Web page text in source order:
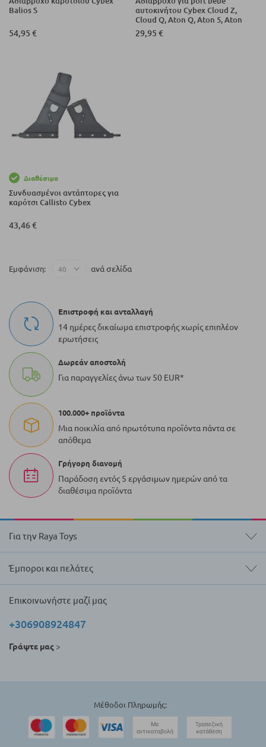
Balios S
54,95 €
αυτοκινήτου Cybex Cloud Z,
Cloud Q, Aton Q, Aton 5, Aton
S2, Aton M
29,95 €
Διαθέσιμο
Συνδυασμένοι αντάπτορες για
καρότσι Callisto Cybex
43,46 €
Εμφάνιση ανά σελίδα
Επιστροφή και ανταλλαγή
14 ημέρες δικαίωμα επιστροφής χωρίς επιπλέον
ερωτήσεις
Δωρεάν αποστολή
Για παραγγελίες άνω των 50 EUR*
100.000+ προϊόντα
Μια ποικιλία από πρωτότυπα προϊόντα πάντα σε
απόθεμα
Γρήγορη διανομή
Παράδοση εντός 5 εργάσιμων ημερών από τα
διαθέσιμα προϊόντα
Για την Raya Toys
Έμποροι και πελάτες
Επικοινωνήστε μαζί μας
+306908924847
Γράψτε μας >
Μέθοδοι Πληρωμής: